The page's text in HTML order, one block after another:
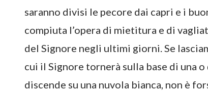
saranno divisi le pecore dai capri e i
compiuta l’opera di mietitura e di
del Signore negli ultimi giorni. Se
cui il Signore tornerà sulla base di una
discende su una nuvola bianca, non è